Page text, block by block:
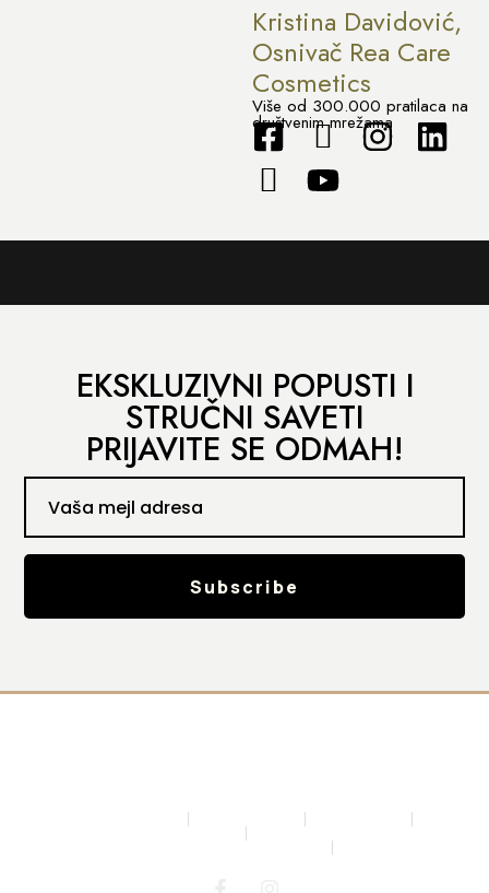
Kristina Davidović,
Osnivač Rea Care
Cosmetics
Više od 300.000 pratilaca na
društvenim mrežama
EKSKLUZIVNI POPUSTI I
STRUČNI SAVETI
PRIJAVITE SE ODMAH!
Subscribe
Uslovi Plaćanja Uslovi Dostave
reacare.office@gmail.com
Milovana Marinkovića 23, Beograd